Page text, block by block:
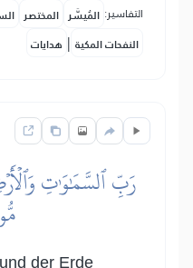
التفاسير: المُيسَّر المختصر
النفحات المكية | هدايات
رَبِّ ٱلسَّمَٰوَٰتِ
der Erde